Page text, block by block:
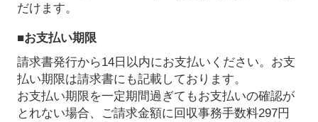
だけます。
■お支払い期限
請求書発行から14日以内にお支払いください。お支
払い期限は請求書にも記載しております。
お支払い期限を一定期間過ぎてもお支払いの確認が
とれない場合、ご請求金額に回収事務手数料297円